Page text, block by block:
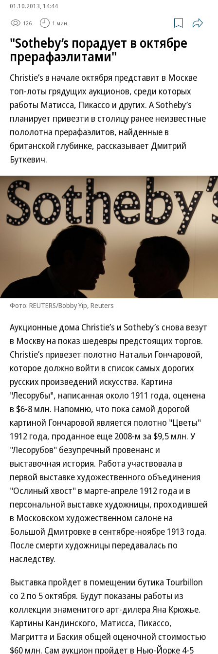
01.10.2013, 14:44
126 1 мин.
"Sotheby’s порадует в октябре
прерафаэлитами"
Christie’s в начале октября представит в Москве
топ-лоты грядущих аукционов, среди которых
работы Матисса, Пикассо и других. А Sotheby’s
планирует привезти в столицу ранее неизвестные
пололотна прерафаэлитов, найденные в
британской глубинке, рассказывает Дмитрий
Буткевич.
Фото: REUTERS/Bobby Yip, Reuters
Аукционные дома Christie’s и Sotheby’s снова везут
в Москву на показ шедевры предстоящих торгов.
Christie’s привезет полотно Натальи Гончаровой,
которое должно войти в список самых дорогих
русских произведений искусства. Картина
"Лесорубы", написанная около 1911 года, оценена
в $6-8 млн. Напомню, что пока самой дорогой
картиной Гончаровой является полотно "Цветы"
1912 года, проданное еще 2008-м за $9,5 млн. У
"Лесорубов" безупречный провенанс и
выставочная история. Работа участвовала в
первой выставке художественного объединения
"Ослиный хвост" в марте-апреле 1912 года и в
персональной выставке художницы, проходившей
в Московском художественном салоне на
Большой Дмитровке в сентябре-ноябре 1913 года.
После смерти художницы передавалась по
наследству.
Выставка пройдет в помещении бутика Tourbillon
со 2 по 5 октября. Будут показаны работы из
коллекции знаменитого арт-дилера Яна Крюжье.
Картины Кандинского, Матисса, Пикассо,
Магритта и Баския общей оценочной стоимостью
$60 млн. Сам аукцион пройдет в Нью-Йорке 4-5